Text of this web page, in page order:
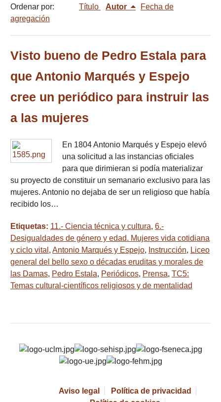
Ordenar por: Título Autor
Fecha de
agregación
Visto bueno de Pedro Estala para
que Antonio Marqués y Espejo
cree un periódico para instruir las
a las mujeres
En 1804 Antonio Marqués y Espejo elevó
una solicitud a las instancias oficiales
para que dirimieran si podía materializar
su proyecto de constituir un semanario exclusivo para las
mujeres. Antonio no dejaba de ser un religioso que había
recibido los…
Etiquetas: 11.- Ciencia técnica y cultura, 6.-
Desigualdades de género y edad. Mujeres vida cotidiana
y ciclo vital , Antonio Marqués y Espejo, Instrucción, Liceo
general del bello sexo o décadas eruditas y morales de
las Damas, Pedro Estala, Periódicos, Prensa, TC5:
Temas cultural-científicos religiosos y de mentalidad
Aviso legal
Política de privacidad